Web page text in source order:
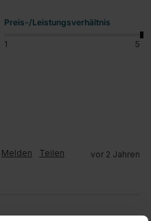
Preis-/Leistungsverhältnis
1
5
Melden Teilen vor 2 Jahren